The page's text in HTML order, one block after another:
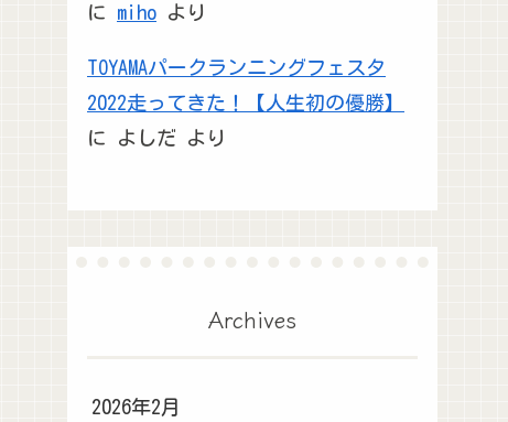
に miho より
TOYAMAパークランニングフェスタ
2022走ってきた！【人生初の優勝】
に
よしだ より
Archives
2026年2月